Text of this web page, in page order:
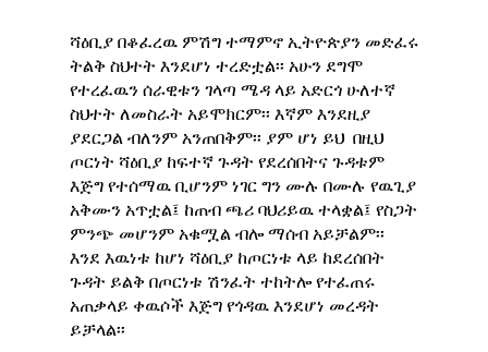
ሻዕቢያ በቆፈረዉ ምሽግ ተማምኖ ኢትዮጵያን መድፈሩ
ትልቅ ስህተት እንደሆነ ተረድቷል፡፡ አሁን ደግሞ
የተረፈዉን ሰራዊቱን ገላጣ ሜዳ ላይ አድርጎ ሁለተኛ
ስህተት ለመስራት አይሞክርም፡፡ እኛም እንደዚያ
ያደርጋል ብለንም አንጠበቅም፡፡ ያም ሆነ ይህ በዚህ
ጦርነት ሻዕቢያ ከፍተኛ ጉዳት የደረሰበትና ጉዳቱም
እጅግ የተሰማዉ ቢሆንም ነገር ግን ሙሉ በሙሉ የዉጊያ
አቅሙን አጥቷል፤ ከጠብ ጫሪ ባህሪይዉ ተላቋል፤ የስጋት
ምንጭ መሆንም አቁሟል ብሎ ማሰብ አይቻልም፡፡
እንደ እዉነቱ ከሆነ ሻዕቢያ ከጦርነቱ ላይ ከደረሰበት
ጉዳት ይልቅ በጦርነቱ ሽንፈት ተከትሎ የተፈጠሩ
አጠቃላይ ቀዉሶች እጅግ የጎዳዉ እንደሆነ መረዳት
ይቻላል፡፡